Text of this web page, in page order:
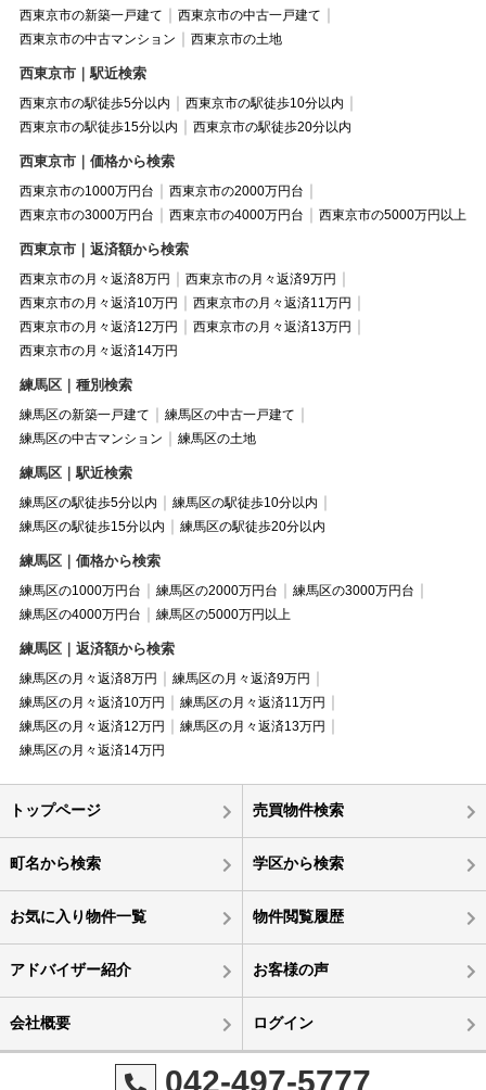
西東京市の新築一戸建て
西東京市の中古一戸建て
西東京市の中古マンション
西東京市の土地
西東京市｜駅近検索
西東京市の駅徒歩5分以内
西東京市の駅徒歩10分以内
西東京市の駅徒歩15分以内
西東京市の駅徒歩20分以内
西東京市｜価格から検索
西東京市の1000万円台
西東京市の2000万円台
西東京市の3000万円台
西東京市の4000万円台 西東京市の5000万円以上
西東京市｜返済額から検索
西東京市の月々返済8万円
西東京市の月々返済9万円
西東京市の月々返済10万円
西東京市の月々返済11万円
西東京市の月々返済12万円
西東京市の月々返済13万円
西東京市の月々返済14万円
練馬区｜種別検索
練馬区の新築一戸建て
練馬区の中古一戸建て
練馬区の中古マンション
練馬区の土地
練馬区｜駅近検索
練馬区の駅徒歩5分以内
練馬区の駅徒歩10分以内
練馬区の駅徒歩15分以内
練馬区の駅徒歩20分以内
練馬区｜価格から検索
練馬区の1000万円台 練馬区の2000万円台
練馬区の3000万円台
練馬区の4000万円台
練馬区の5000万円以上
練馬区｜返済額から検索
練馬区の月々返済8万円
練馬区の月々返済9万円
練馬区の月々返済10万円
練馬区の月々返済11万円
練馬区の月々返済12万円
練馬区の月々返済13万円
練馬区の月々返済14万円
トップページ 売買物件検索
町名から検索 学区から検索
お気に入り物件一覧 物件閲覧履歴
アドバイザー紹介 お客様の声
会社概要 ログイン
042-497-5777